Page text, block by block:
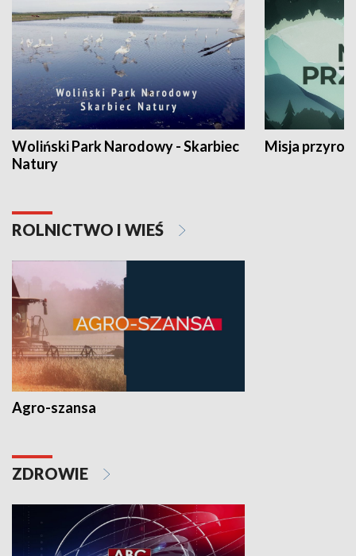
Woliński Park Narodowy - Skarbiec
Natury
Misja
ROLNICTWO I WIEŚ
Agro-szansa
ZDROWIE